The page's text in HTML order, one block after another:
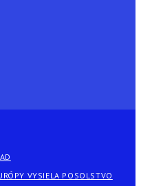
VYSIELA POSOLSTVO